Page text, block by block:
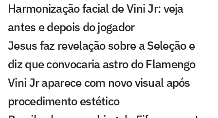
Harmonização facial de Vini Jr: veja
antes e depois do jogador
Jesus faz revelação sobre a Seleção e
diz que convocaria astro do Flamengo
Vini Jr aparece com novo visual após
procedimento estético